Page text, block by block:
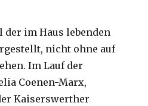
im Haus lebenden
nicht ohne auf
Im Lauf der
Coenen-Marx,
Kaiserswerther